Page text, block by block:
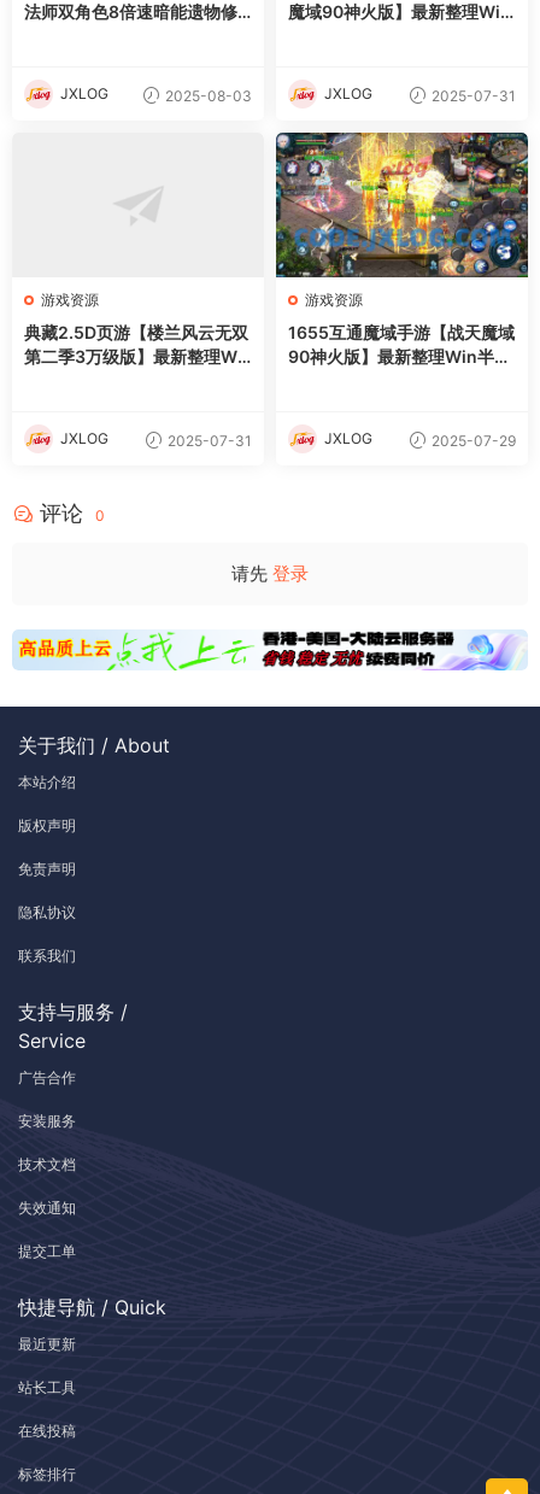
法师双角色8倍速暗能遗物修
地注册+加解密工具+运维后台
+管理后台+代理后台+CDK授
JXLOG 2025-08-03
魔域90神火版】最新整理Win
+视频教程
JXLOG 2025-07-31
游戏资源
典藏2.5D页游【楼兰风云无双
第二季3万级版】最新整理Wi
JXLOG 2025-07-31
游戏资源
1655互通魔域手游【战天魔域
90神火版】最新整理Win半手
频教程JXLOG 2025-07-29
评论 0
请先 登录
关于我们 / About
本站介绍
版权声明
免责声明
隐私协议
联系我们
支持与服务 /
Service
广告合作
安装服务
技术文档
失效通知
提交工单
快捷导航 / Quick
最近更新
站长工具
在线投稿
标签排行